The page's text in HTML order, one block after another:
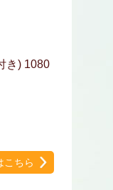
き) 1080
こちら